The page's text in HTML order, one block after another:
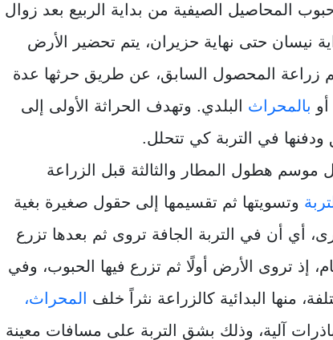
المحاصيل الصيفية من بداية الربيع بعد زوال
نيسان حتى نهاية حزيران، يتم تحضير الأرض
زراعة المحصول السابق، عن طريق حرثها عدة
بالمحراث
البلدي. وتهدف الحراثة الأولى إلى
ودفنها في التربة كي تتحلل.
موسم هطول المطار والثالثة قبل الزراعة
وتسويتها ثم تقسيمها إلى حقول صغيرة بغية
أي أن في التربة الجافة تروى ثم بعدها تزرع
إذ تروى الأرض أولًا ثم تزرع فيها الحبوب، وفي
منها البدائية كالزراعة نثراً خلف
المحراث،
آلية، وذلك بشق التربة على مسافات معينة